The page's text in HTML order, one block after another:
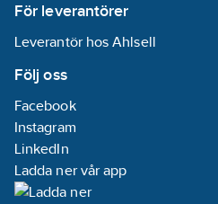
För leverantörer
Leverantör hos Ahlsell
Följ oss
Facebook
Instagram
LinkedIn
Ladda ner vår app